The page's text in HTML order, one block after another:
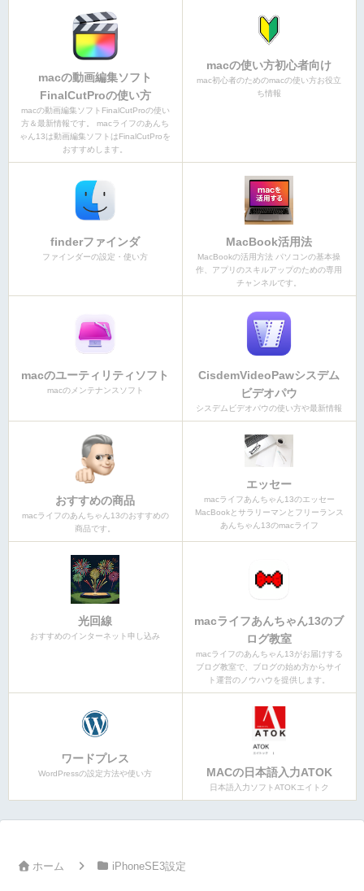
macの動画編集ソフト
FinalCutProの使い方
macの動画編集ソフトFinalCutProの使い
方＆最新情報です。 macライフのあんち
ゃん13は動画編集ソフトはFinalCutProを
おすすめします。
macの使い方初心者向け
mac初心者のためのmacの使い方お役立
ち情報
finderファインダ
ファインダーの設定・使い方
MacBook活用法
MacBookの活用方法 パソコンの基本操
作、アプリのスキルアップのための専用
チャンネルです。
macのユーティリティソフト
macのメンテナンスソフト
CisdemVideoPawシスデム
ビデオパウ
シスデムビデオパウの使い方や最新情報
おすすめの商品
macライフのあんちゃん13のおすすめの
商品です。
エッセー
macライフあんちゃん13のエッセー
MacBookとサラリーマンとフリーランス
あんちゃん13のmacライフ
光回線
おすすめのインターネット申し込み
macライフあんちゃん13のブ
ログ教室
macライフのあんちゃん13がお届けする
ブログ教室で、ブログの始め方からサイ
ト運営のノウハウを提供します。
ワードプレス
WordPressの設定方法や使い方 MACの日本語入力ATOK
日本語入力ソフトATOKエイトク
ホーム iPhoneSE3設定